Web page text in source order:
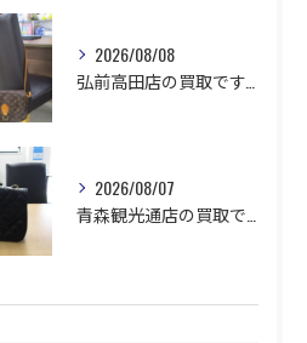
2026/08/08
2026/08/07